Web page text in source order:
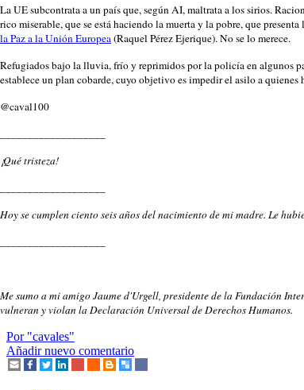
La UE subcontrata a un país que, según AI, maltrata a los sirios.
rico miserable, que se está haciendo la muerta y la pobre, que
la Paz a la Unión Europea(Raquel Pérez Ejerique). No se lo merece.
Refugiados bajo la lluvia, frío y reprimidos por la policía en algunos
establece un plan cobarde, cuyo objetivo es impedir el asilo a
@caval100
¡Qué tristeza!
Hoy se cumplen ciento seis años del nacimiento de mi madre. Le
Me sumo a mi amigo Jaume d'Urgell, presidente de la Fundación
vulneran y violan la Declaración Universal de Derechos Humanos.
Por "cavales"
Añadir nuevo comentario